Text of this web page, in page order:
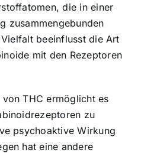
die in einer
zusammengebunden
beeinflusst die Art
mit den Rezeptoren
THC ermöglicht es
zu
psychoaktive Wirkung
hat eine andere